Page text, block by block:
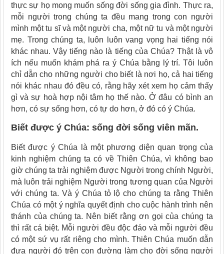
thực sự họ mong muốn sống đời sống gia đình. Thực ra,
mỗi người trong chúng ta đều mang trong con người
mình một tu sĩ và một người cha, một nữ tu và một người
mẹ. Trong chúng ta, luôn luôn vang vọng hai tiếng nói
khác nhau. Vậy tiếng nào là tiếng của Chúa? Thật là vô
ích nếu muốn khám phá ra ý Chúa bằng lý trí. Tôi luôn
chỉ dẫn cho những người cho biết là nơi họ, cả hai tiếng
nói khác nhau đó đều có, rằng hãy xét xem họ cảm thấy
gì và sự hoà hợp nội tâm họ thế nào. Ở đâu có bình an
hơn, có sự sống hơn, có tự do hơn, ở đó có ý Chúa.
Biết được ý Chúa: sống đời sống viên mãn.
Biết được ý Chúa là một phương diện quan trọng của
kinh nghiệm chúng ta có về Thiên Chúa, vì không bao
giờ chúng ta trải nghiệm được Người trong chính Người,
mà luôn trải nghiệm Người trong tương quan của Người
với chúng ta. Và ý Chúa tỏ lộ cho chúng ta rằng Thiên
Chúa có một ý nghĩa quyết định cho cuộc hành trình nên
thánh của chúng ta. Nên biết rằng ơn gọi của chúng ta
thì rất cá biệt. Mỗi người đều độc đáo và mỗi người đều
có một sứ vụ rất riêng cho mình. Thiên Chúa muốn dẫn
đưa người đó trên con đường làm cho đời sống người